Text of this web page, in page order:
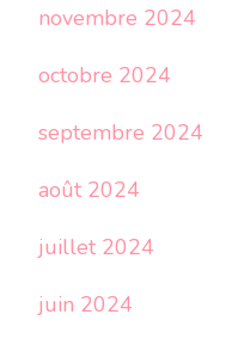
novembre 2024
octobre 2024
septembre 2024
août 2024
juillet 2024
juin 2024